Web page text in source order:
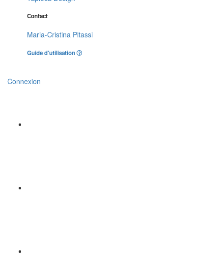
Contact
Maria-Cristina Pitassi
Guide d'utilisation
Connexion